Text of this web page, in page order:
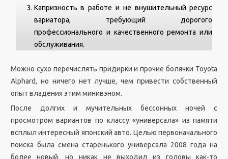
Капризность в работе и не внушительный ресурс
вариатора, требующий дорогого
профессионального и качественного ремонта или
обслуживания.
Можно сухо перечислять придирки и прочие болячки Toyota
Alphard, но ничего нет лучше, чем привести собственный
опыт владения этим минивэном.
После долгих и мучительных бессонных ночей с
просмотром вариантов по классу «универсала» из памяти
всплыл интересный японский авто. Целью первоначального
поиска была смена старенького универсала 2008 года на
более новый, но никак не выходил из головы как-то